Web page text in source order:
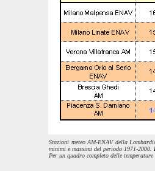
Stazioni meteo AM-ENAV della
minimi e massimi del periodo 1971-2000.
Per un quadro completo delle